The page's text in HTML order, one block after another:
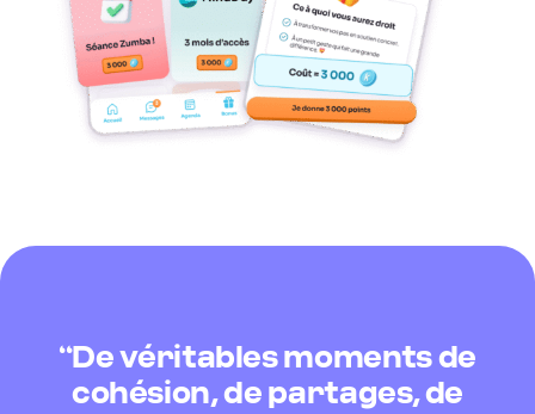
‘‘De véritables moments de
cohésion, de partages, de